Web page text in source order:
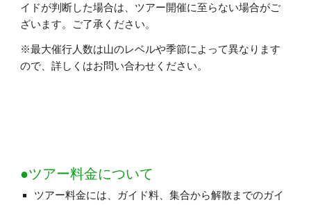
イドが判断した場合は、ツアー開催に至らない場合がご
ざいます。ご了承ください。
※最大催行人数は山のレベルや季節によって異なります
ので、詳しくはお問い合わせください。
●ツアー料金について
ツアー料金には、ガイド料、集合から解散までのガイ